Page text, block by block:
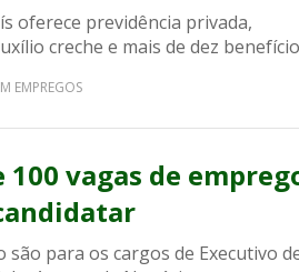
oferece previdência privada,
creche e mais de dez
EMPREGOS
vagas de
para os cargos de Executivo